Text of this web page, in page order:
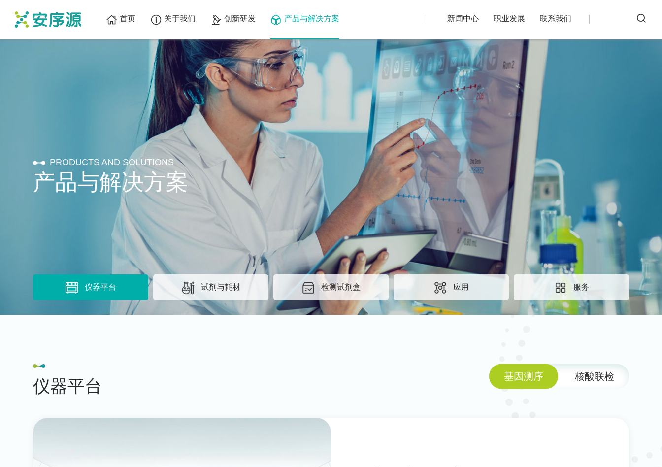
首页 关于我们 创新研发 产品与解决方案
仪器平台 基因测序
核酸联检
试剂与耗材
试剂与耗材
检测试剂盒
核酸多联检
应用
微生物
遗传病
肿瘤
环境与食品
基因治疗
服务
化学合成服务
定制服务
新闻中心 职业发展 联系我们
PRODUCTS AND SOLUTIONS
产品与解决方案
仪器平台 试剂与耗材 检测试剂盒 应用 服务
仪器平台
基因测序 核酸联检